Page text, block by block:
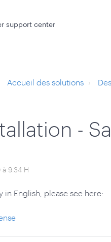
support center
Accueil des solutions
-
9:34 H
in English, please see here: